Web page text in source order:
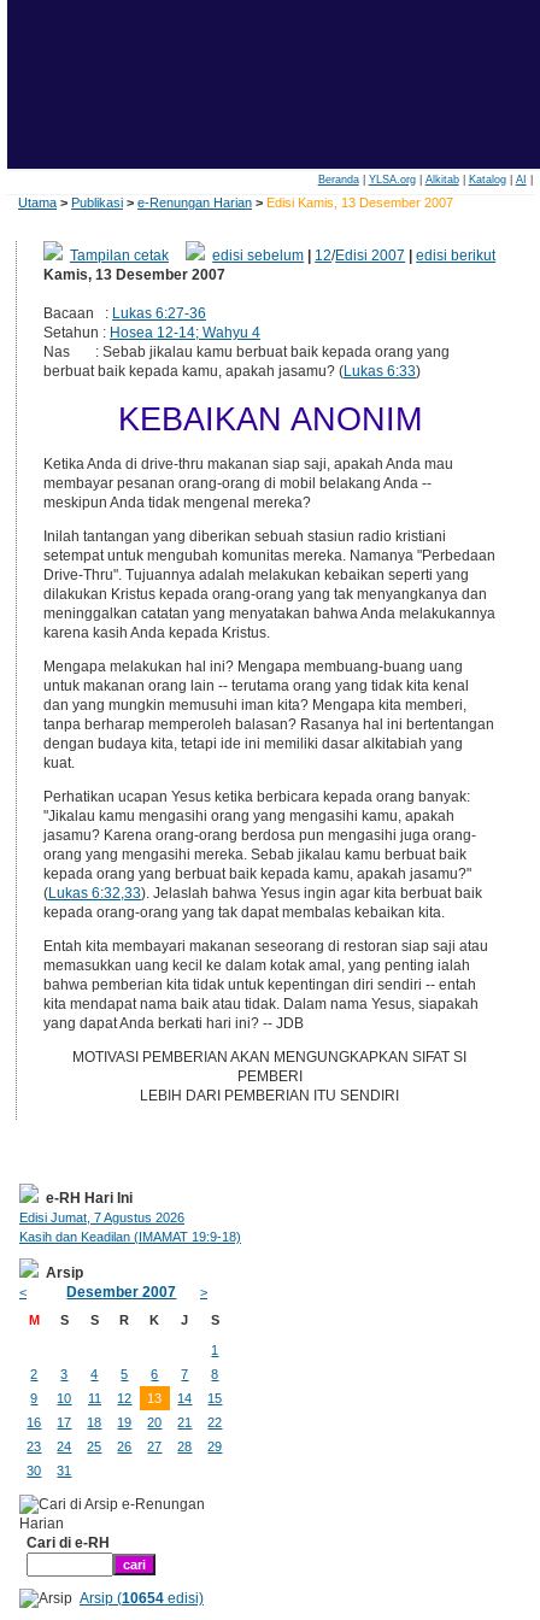
Beranda| YLSA.org| Alkitab| Katalog| AI
Utama > Publikasi > e-Renungan Harian > Edisi Kamis, 13 Desember 2007
Tampilan cetak edisi sebelum 12/Edisi 2007 |edisi berikut
Kamis, 13 Desember 2007
Bacaan : Lukas 6:27-36
Setahun : Hosea 12-14; Wahyu 4
Nas : Sebab jikalau kamu berbuat baik kepada orang yang
berbuat baik kepada kamu, apakah jasamu? (Lukas 6:33)
KEBAIKAN ANONIM
Ketika Anda di drive-thru makanan siap saji, apakah Anda mau
membayar pesanan orang-orang di mobil belakang Anda --
meskipun Anda tidak mengenal mereka?
Inilah tantangan yang diberikan sebuah stasiun radio kristiani
setempat untuk mengubah komunitas mereka. Namanya "Perbedaan
Drive-Thru". Tujuannya adalah melakukan kebaikan seperti yang
dilakukan Kristus kepada orang-orang yang tak menyangkanya dan
meninggalkan catatan yang menyatakan bahwa Anda melakukannya
karena kasih Anda kepada Kristus.
Mengapa melakukan hal ini? Mengapa membuang-buang uang
untuk makanan orang lain -- terutama orang yang tidak kita kenal
dan yang mungkin memusuhi iman kita? Mengapa kita memberi,
tanpa berharap memperoleh balasan? Rasanya hal ini bertentangan
dengan budaya kita, tetapi ide ini memiliki dasar alkitabiah yang
kuat.
Perhatikan ucapan Yesus ketika berbicara kepada orang banyak:
"Jikalau kamu mengasihi orang yang mengasihi kamu, apakah
jasamu? Karena orang-orang berdosa pun mengasihi juga orang-
orang yang mengasihi mereka. Sebab jikalau kamu berbuat baik
kepada orang yang berbuat baik kepada kamu, apakah jasamu?"
(Lukas 6:32,33). Jelaslah bahwa Yesus ingin agar kita berbuat baik
kepada orang-orang yang tak dapat membalas kebaikan kita.
Entah kita membayari makanan seseorang di restoran siap saji atau
memasukkan uang kecil ke dalam kotak amal, yang penting ialah
bahwa pemberian kita tidak untuk kepentingan diri sendiri -- entah
kita mendapat nama baik atau tidak. Dalam nama Yesus, siapakah
yang dapat Anda berkati hari ini? -- JDB
MOTIVASI PEMBERIAN AKAN MENGUNGKAPKAN SIFAT SI
PEMBERI
LEBIH DARI PEMBERIAN ITU SENDIRI
e-RH Hari Ini
Edisi Jumat, 7 Agustus 2026
Kasih dan Keadilan (IMAMAT 19:9-18)
Arsip
< Desember 2007
>
M
S S R K J S
1
2
3 4 5 6 7
8
9
10 11 12 13 14
15
16
17 18 19 20 21
22
23
24 25 26 27 28
29
30
31
Cari di e-RH
Arsip (10654edisi)